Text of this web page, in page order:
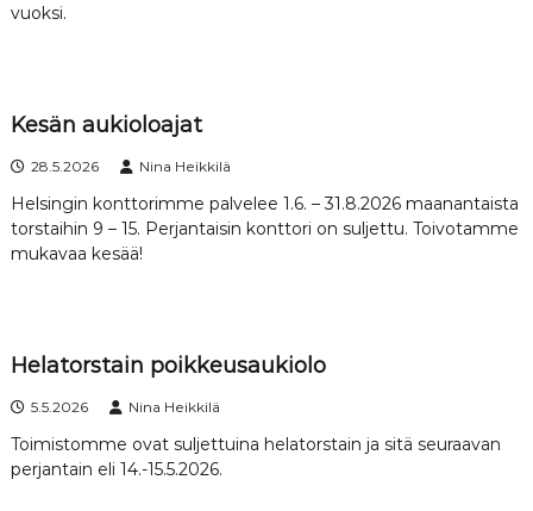
vuoksi.
Kesän aukioloajat
28.5.2026 Nina Heikkilä
Helsingin konttorimme palvelee 1.6. – 31.8.2026 maanantaista
torstaihin 9 – 15. Perjantaisin konttori on suljettu. Toivotamme
mukavaa kesää!
Helatorstain poikkeusaukiolo
5.5.2026 Nina Heikkilä
Toimistomme ovat suljettuina helatorstain ja sitä seuraavan
perjantain eli 14.-15.5.2026.